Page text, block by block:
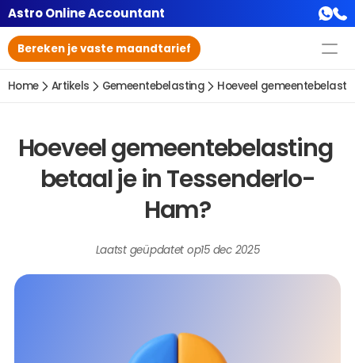
Astro Online Accountant
Bereken je vaste maandtarief
Home Artikels Gemeentebelasting Hoeveel
Hoeveel gemeentebelasting
betaal je in Tessenderlo-
Ham?
Laatst geüpdatet op15 dec 2025